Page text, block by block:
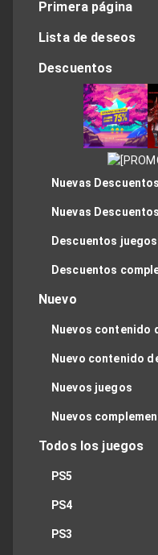
Primera página
Lista de deseos
Descuentos
Nuevas
Nuevas
Descuentos juegos
Descuentos
Nuevo
Nuevos contenido
Nuevo contenido
Nuevos juegos
Nuevos
Todos los juegos
PS5
PS4
PS3